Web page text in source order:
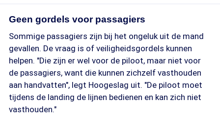
Geen gordels voor passagiers
Sommige passagiers zijn bij het ongeluk uit de mand
gevallen. De vraag is of veiligheidsgordels kunnen
helpen. "Die zijn er wel voor de piloot, maar niet voor
de passagiers, want die kunnen zichzelf vasthouden
aan handvatten", legt Hoogeslag uit. "De piloot moet
tijdens de landing de lijnen bedienen en kan zich niet
vasthouden."